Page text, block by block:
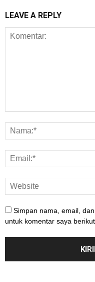
LEAVE A REPLY
Simpan nama, email,
untuk komentar saya